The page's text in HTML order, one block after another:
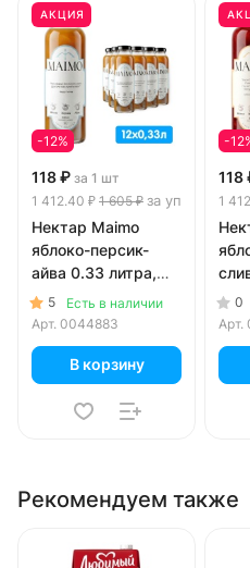
АКЦИЯ
-12%
118 ₽ за 1 шт
1 412.40 ₽ 1 605 ₽ за уп
Нектар Maimo
яблоко-персик-
айва 0.33 литра,
стекло, 12 шт. в уп.
5
Есть в наличии
Арт. 0044883
В корзину
-
118
1
0
Арт.
Рекомендуем также